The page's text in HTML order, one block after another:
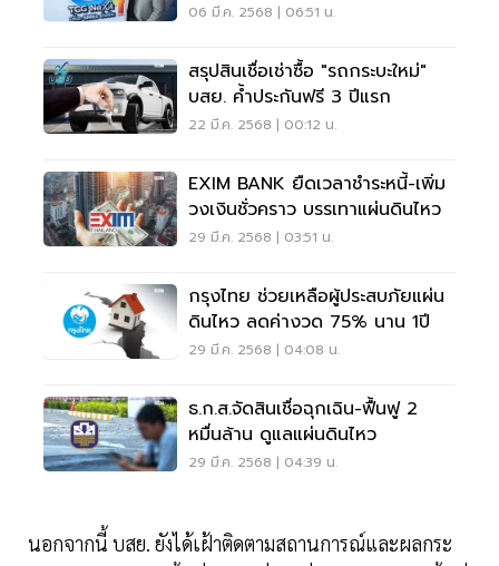
06 มี.ค. 2568 | 06:51 น.
สรุปสินเชื่อเช่าซื้อ "รถกระบะใหม่"
บสย. ค้ำประกันฟรี 3 ปีแรก
22 มี.ค. 2568 | 00:12 น.
EXIM BANK ยืดเวลาชำระหนี้-เพิ่ม
วงเงินชั่วคราว บรรเทาแผ่นดินไหว
29 มี.ค. 2568 | 03:51 น.
กรุงไทย ช่วยเหลือผู้ประสบภัยแผ่น
ดินไหว ลดค่างวด 75% นาน 1ปี
29 มี.ค. 2568 | 04:08 น.
ธ.ก.ส.จัดสินเชื่อฉุกเฉิน-ฟื้นฟู 2
หมื่นล้าน ดูแลแผ่นดินไหว
29 มี.ค. 2568 | 04:39 น.
นอกจากนี้ บสย. ยังได้เฝ้าติดตามสถานการณ์และผลกระ